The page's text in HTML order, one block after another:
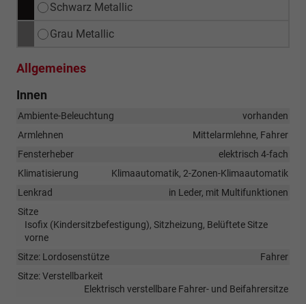
Schwarz Metallic
Grau Metallic
Allgemeines
Innen
Ambiente-Beleuchtung
vorhanden
Armlehnen
Mittelarmlehne, Fahrer
Fensterheber
elektrisch 4-fach
Klimatisierung
Klimaautomatik, 2-Zonen-Klimaautomatik
Lenkrad
in Leder, mit Multifunktionen
Sitze
Isofix (Kindersitzbefestigung), Sitzheizung, Belüftete Sitze
vorne
Sitze: Lordosenstütze
Fahrer
Sitze: Verstellbarkeit
Elektrisch verstellbare Fahrer- und Beifahrersitze